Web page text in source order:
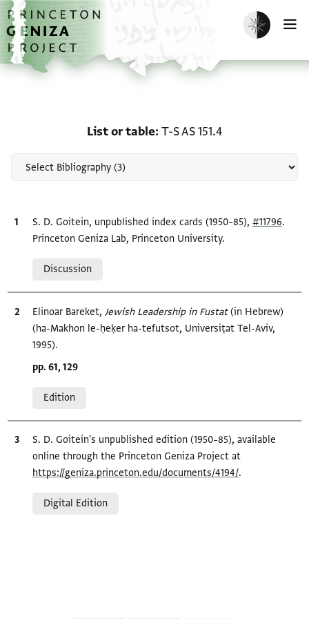
Skip to main content
home
Enable dark
List or table T-S AS 151.4
Bibliographic citation
S. D. Goitein, unpublished index cards (1950–85), #11796.
Princeton Geniza Lab, Princeton University.
Discussion
Bibliographic citation
Elinoar Bareket, Jewish Leadership in Fustat‎(in Hebrew)
(ha-Makhon le-ḥeḳer ha-tefutsot, Universiṭat Tel-Aviv,
1995).
Location in source
pp. 61, 129
Edition
Bibliographic citation
S. D. Goitein's unpublished edition (1950–85), available
online through the Princeton Geniza Project at
https://geniza.princeton.edu/documents/4194/.
Digital Edition